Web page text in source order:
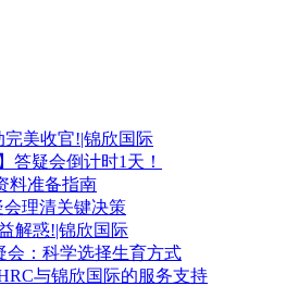
美收官!|锦欣国际
答疑会倒计时1天！
料准备指南
理清关键决策
解惑!|锦欣国际
会：科学选择生育方式
与锦欣国际的服务支持